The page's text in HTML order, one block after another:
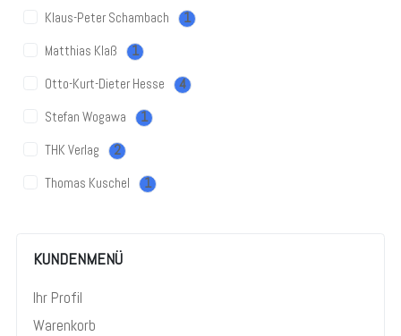
Klaus-Peter Schambach 1
Matthias Klaß 1
Otto-Kurt-Dieter Hesse 4
Stefan Wogawa 1
THK Verlag 2
Thomas Kuschel 1
KUNDENMENÜ
Ihr Profil
Warenkorb